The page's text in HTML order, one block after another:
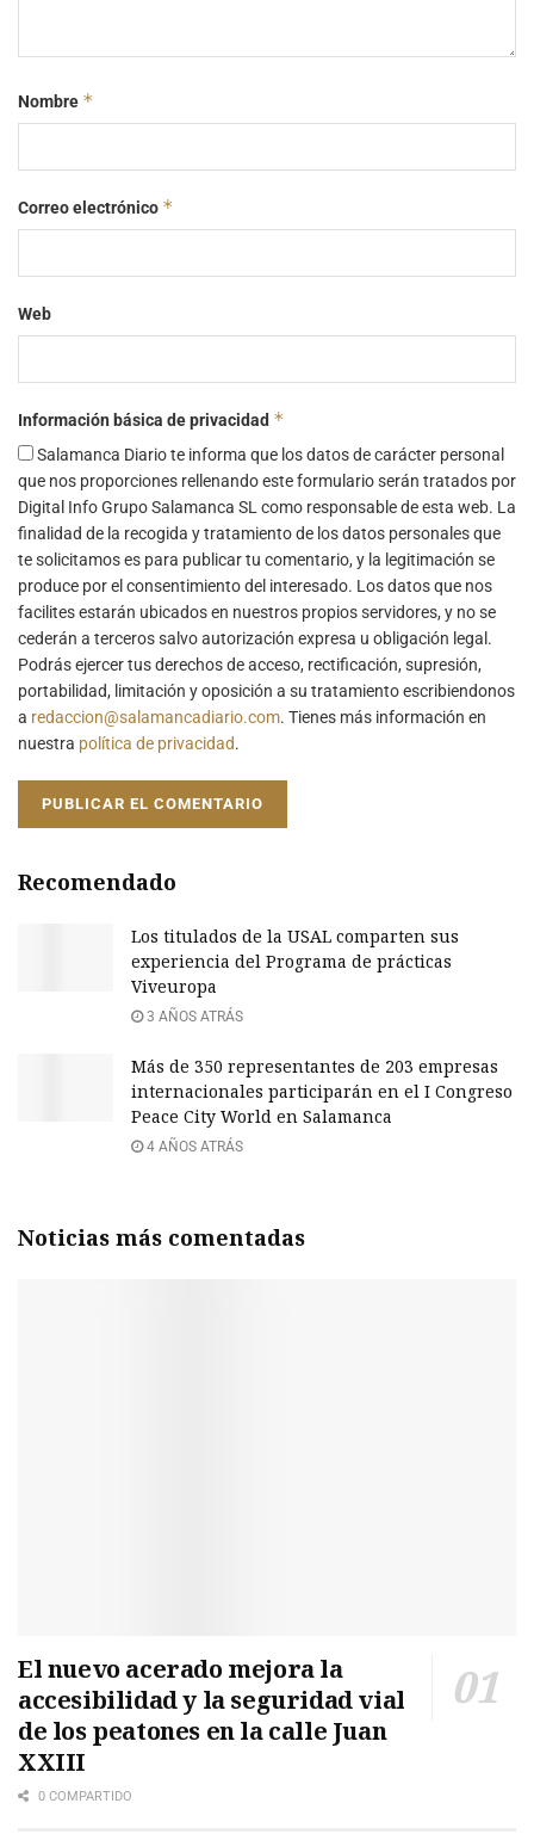
Nombre *
Correo electrónico *
Web
Información básica de privacidad *
Salamanca Diario te informa que los datos de carácter personal
que nos proporciones rellenando este formulario serán tratados por
Digital Info Grupo Salamanca SL como responsable de esta web. La
finalidad de la recogida y tratamiento de los datos personales que
te solicitamos es para publicar tu comentario, y la legitimación se
produce por el consentimiento del interesado. Los datos que nos
facilites estarán ubicados en nuestros propios servidores, y no se
cederán a terceros salvo autorización expresa u obligación legal.
Podrás ejercer tus derechos de acceso, rectificación, supresión,
portabilidad, limitación y oposición a su tratamiento escribiendonos
a redaccion@salamancadiario.com. Tienes más información en
nuestra política de privacidad.
Recomendado
Los titulados de la USAL comparten sus
experiencia del Programa de prácticas
Viveuropa
3 AÑOS ATRÁS
Más de 350 representantes de 203 empresas
internacionales participarán en el I Congreso
Peace City World en Salamanca
4 AÑOS ATRÁS
Noticias más comentadas
El nuevo acerado mejora la
accesibilidad y la seguridad vial
de los peatones en la calle Juan
XXIII
0 COMPARTIDO